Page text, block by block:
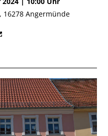
16278 Angermünde